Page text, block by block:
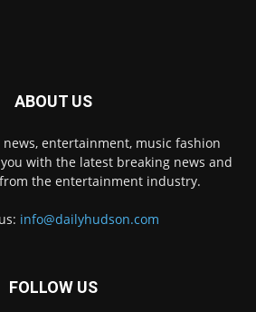
ABOUT US
entertainment, music fashion
with the latest breaking news and
the entertainment industry.
info@dailyhudson.com
FOLLOW US